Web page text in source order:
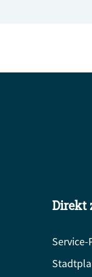
Direkt